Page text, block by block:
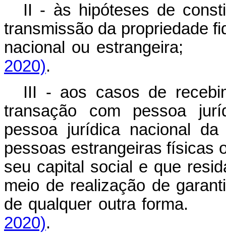
II - às hipóteses de
transmissão da propriedade
nacional ou estrangeira;
2020).
III - aos casos de
transação com pessoa
pessoa jurídica nacional
pessoas estrangeiras físicas
seu capital social e que
meio de realização de
de qualquer outra forma.
2020).